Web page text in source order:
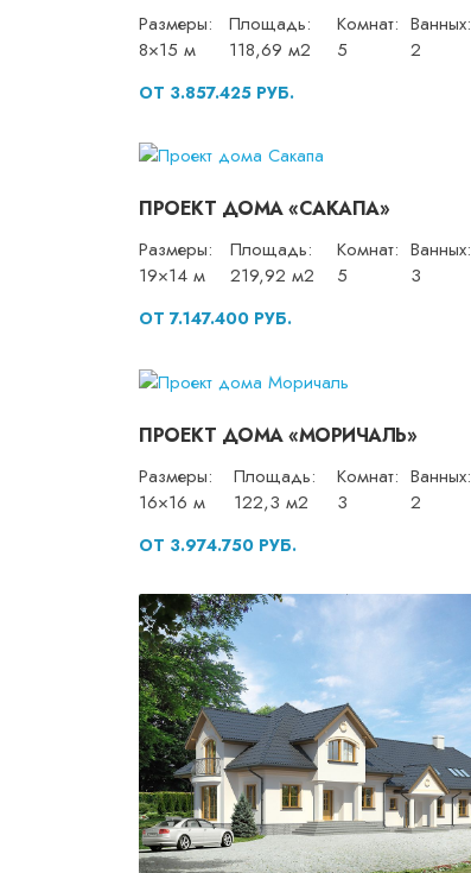
Размеры:
8×15 м
Площадь:
118,69 м2
Комнат:
5
Ванных:
2
ОТ 3.857.425 РУБ.
ПРОЕКТ ДОМА «САКАПА»
Размеры:
19×14 м
Площадь:
219,92 м2
Комнат:
5
Ванных:
3
ОТ 7.147.400 РУБ.
ПРОЕКТ ДОМА «МОРИЧАЛЬ»
Размеры:
16×16 м
Площадь:
122,3 м2
Комнат:
3
Ванных:
2
ОТ 3.974.750 РУБ.